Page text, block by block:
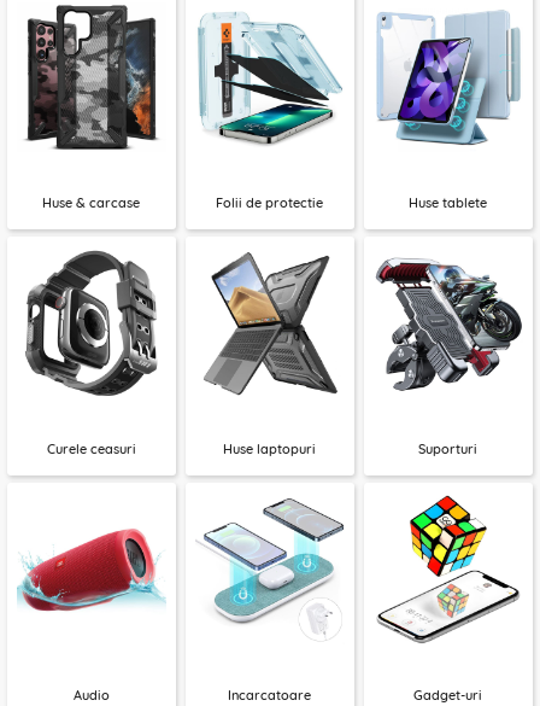
Huse & carcase Folii de protectie Huse tablete
Curele ceasuri Huse laptopuri Suporturi
Audio Incarcatoare Gadget-uri